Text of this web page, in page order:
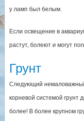
у ламп был белым.
Если освещение в
растут, болеют и могут
Грунт
Следующий
корневой системой грунт
более! В более крупном